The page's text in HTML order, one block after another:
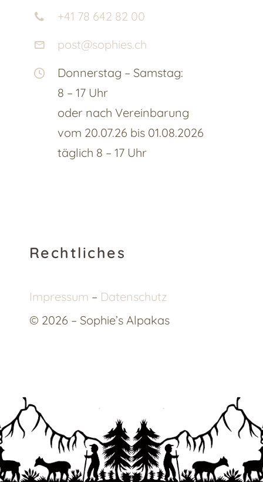
+41 78 642 82 00
post@sophies.ch
Donnerstag – Samstag:
8 – 17 Uhr
oder nach Vereinbarung
vom 20.07.26 bis 01.08.2026
täglich 8 – 17 Uhr
Rechtliches
Impressum – Datenschutz
© 2026 – Sophie’s Alpakas